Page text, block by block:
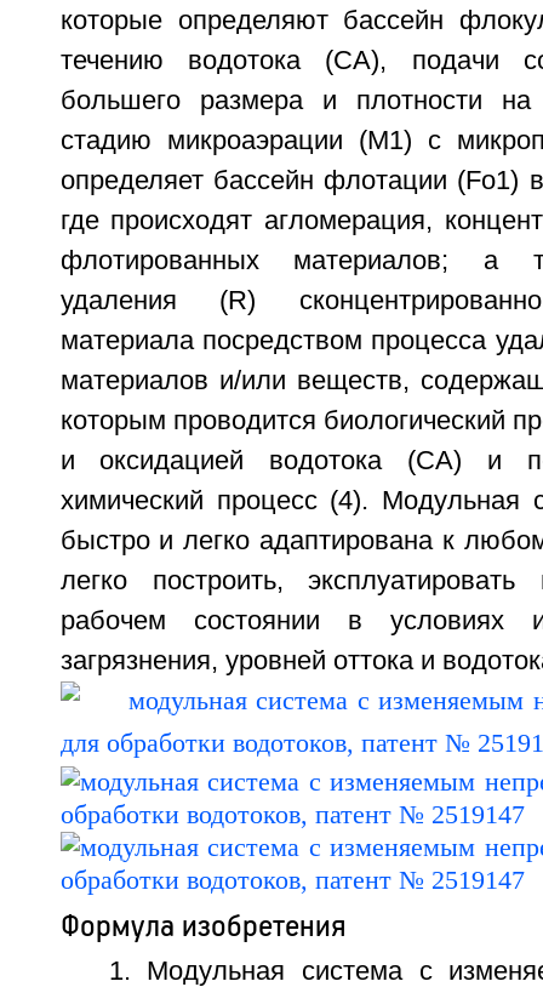
которые определяют бассейн
течению водотока (СА), подачи
большего размера и плотности
стадию микроаэрации (M1) с
определяет бассейн флотации (Fo1)
где происходят агломерация,
флотированных материалов; а
удаления (R)
материала посредством процесса
материалов и/или веществ,
которым проводится биологический
и оксидацией водотока (СА) и
химический процесс (4). Модульная
быстро и легко адаптирована к
легко построить,
рабочем состоянии в условиях
загрязнения, уровней оттока и
Формула изобретения
1. Модульная система с